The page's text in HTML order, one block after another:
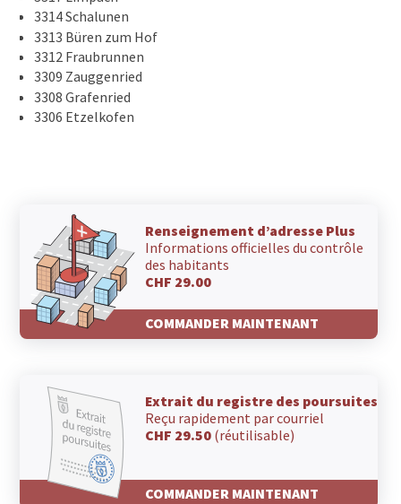
3314 Schalunen
3313 Büren zum Hof
3312 Fraubrunnen
3309 Zauggenried
3308 Grafenried
3306 Etzelkofen
Renseignement d’adresse Plus
Informations officielles du contrôle
des habitants
CHF 29.00
COMMANDER MAINTENANT
Extrait du registre des poursuites
Reçu rapidement par courriel
CHF 29.50 (réutilisable)
COMMANDER MAINTENANT